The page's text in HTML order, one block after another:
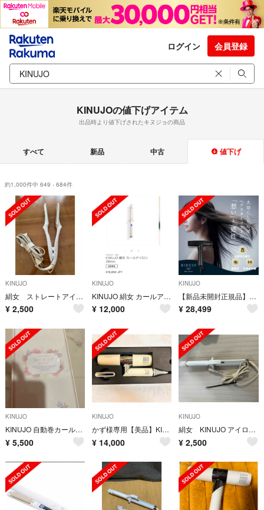
ログイン 会員登録
KINUJOの値下げアイテム
出品時より値下げされたキヌジョの商品
すべて 新品 中古 値下げ
約1,000件中 649 - 684件
KINUJO
絹女 ストレートアイロン
¥ 2,500
KINUJO
KINUJO 絹女 カールアイロン 28mm
¥ 12,000
KINUJO
【新品未開封正規品】KINUJO PRO ヘアドライヤー KP101
¥ 28,499
KINUJO
KINUJO 自動巻カールアイロン Spin&curl SCS024
¥ 5,500
KINUJO
かず様専用【美品】KINUJO マイナスイオンヘアドライヤー
¥ 14,000
KINUJO
絹女 KINUJO アイロン コテ ジャンク
¥ 2,500